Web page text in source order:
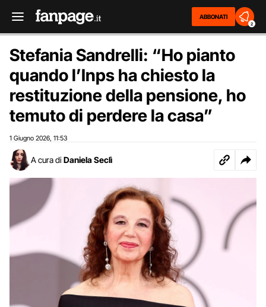
ABBONATI
2
Stefania Sandrelli: “Ho pianto
quando l’Inps ha chiesto la
restituzione della pensione, ho
temuto di perdere la casa”
1 Giugno 2026 11:53
A cura di Daniela Seclì